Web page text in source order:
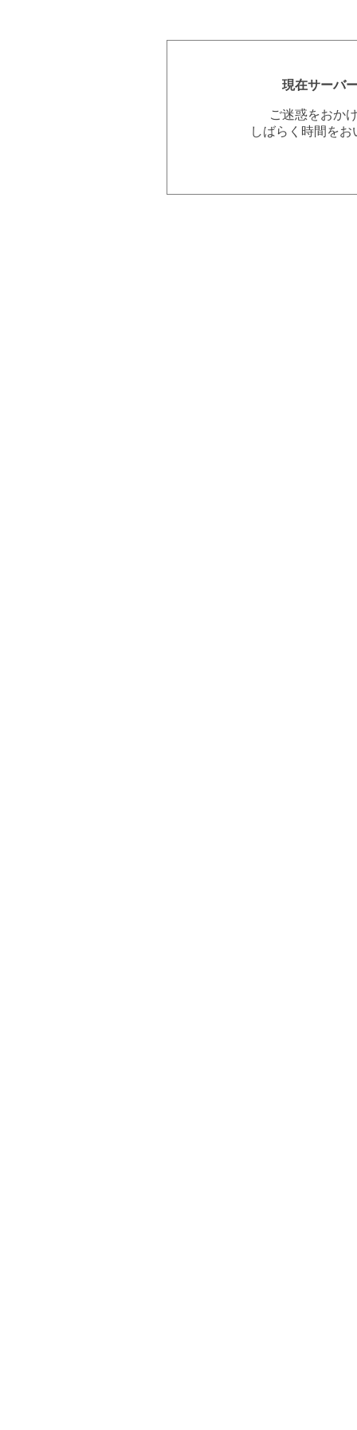
現在サーバ
ご迷惑をおか
しばらく時間を